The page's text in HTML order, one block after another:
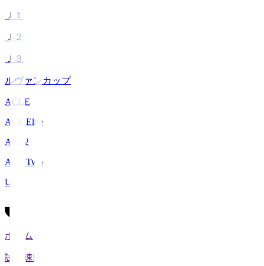
Ｊ１
Ｊ２
Ｊ３
ルヴァンカップ
ACLE
ACL Elite
ACL2
ACL Two
U-21
ホーム
試合速報